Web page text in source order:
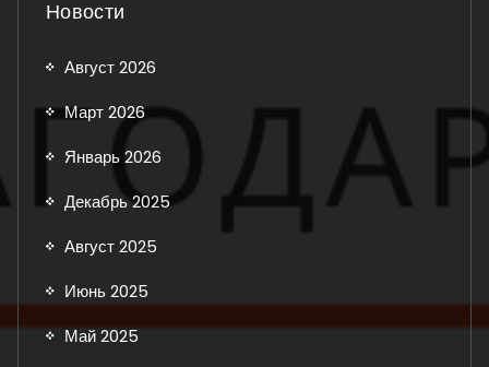
Новости
Август 2026
Март 2026
Январь 2026
Декабрь 2025
Август 2025
Июнь 2025
Май 2025